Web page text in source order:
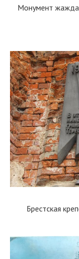
Монумент жажда
Брестская